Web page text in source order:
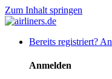
Zum Inhalt springen
Bereits registriert?
Anmelden